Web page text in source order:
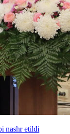
nashr etildi